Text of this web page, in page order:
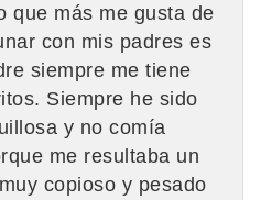
que más me gusta de
con mis padres es
siempre me tiene
Siempre he sido
y no comía
me resultaba un
copioso y pesado